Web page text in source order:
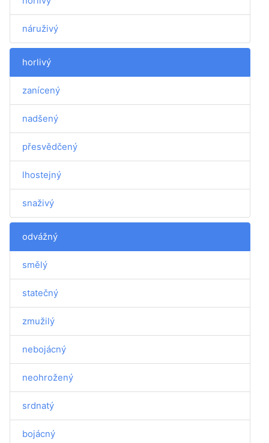
náruživý
horlivý
zanícený
nadšený
přesvědčený
lhostejný
snaživý
odvážný
smělý
statečný
zmužilý
nebojácný
neohrožený
srdnatý
bojácný